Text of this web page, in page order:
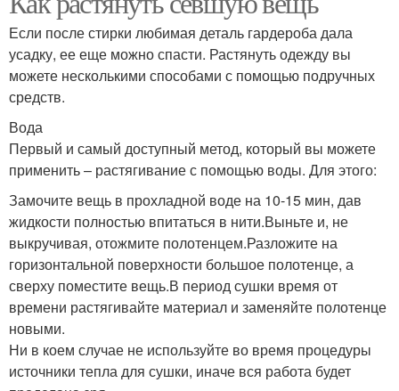
Если после стирки любимая деталь гардероба дала
усадку, ее еще можно спасти. Растянуть одежду вы
можете несколькими способами с помощью подручных
средств.
Вода
Первый и самый доступный метод, который вы можете
применить – растягивание с помощью воды. Для этого:
Замочите вещь в прохладной воде на 10-15 мин, дав
жидкости полностью впитаться в нити.Выньте и, не
выкручивая, отожмите полотенцем.Разложите на
горизонтальной поверхности большое полотенце, а
сверху поместите вещь.В период сушки время от
времени растягивайте материал и заменяйте полотенце
новыми.
Ни в коем случае не используйте во время процедуры
источники тепла для сушки, иначе вся работа будет